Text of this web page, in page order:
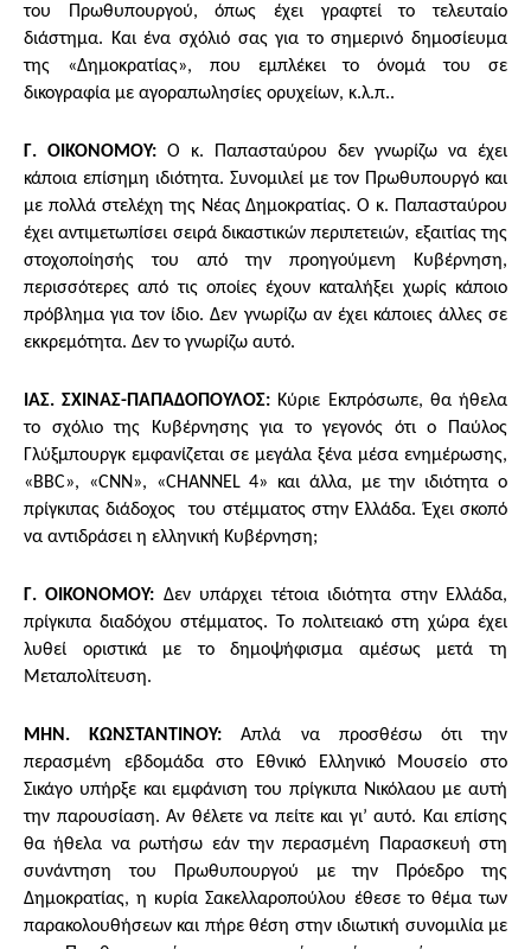
του Πρωθυπουργού, όπως έχει γραφτεί το τελευταίο
διάστημα. Και ένα σχόλιό σας για το σημερινό δημοσίευμα
της «Δημοκρατίας», που εμπλέκει το όνομά του σε
δικογραφία με αγοραπωλησίες ορυχείων, κ.λ.π..
Γ. ΟΙΚΟΝΟΜΟΥ: Ο κ. Παπασταύρου δεν γνωρίζω να έχει
κάποια επίσημη ιδιότητα. Συνομιλεί με τον Πρωθυπουργό και
με πολλά στελέχη της Νέας Δημοκρατίας. Ο κ. Παπασταύρου
έχει αντιμετωπίσει σειρά δικαστικών περιπετειών, εξαιτίας της
στοχοποίησής του από την προηγούμενη Κυβέρνηση,
περισσότερες από τις οποίες έχουν καταλήξει χωρίς κάποιο
πρόβλημα για τον ίδιο. Δεν γνωρίζω αν έχει κάποιες άλλες σε
εκκρεμότητα. Δεν το γνωρίζω αυτό.
ΙΑΣ. ΣΧΙΝΑΣ-ΠΑΠΑΔΟΠΟΥΛΟΣ: Κύριε Εκπρόσωπε, θα ήθελα
το σχόλιο της Κυβέρνησης για το γεγονός ότι ο Παύλος
Γλύξμπουργκ εμφανίζεται σε μεγάλα ξένα μέσα ενημέρωσης,
«BBC», «CNN», «CHANNEL 4» και άλλα, με την ιδιότητα ο
πρίγκιπας διάδοχος του στέμματος στην Ελλάδα. Έχει σκοπό
να αντιδράσει η ελληνική Κυβέρνηση;
Γ. ΟΙΚΟΝΟΜΟΥ: Δεν υπάρχει τέτοια ιδιότητα στην Ελλάδα,
πρίγκιπα διαδόχου στέμματος. Το πολιτειακό στη χώρα έχει
λυθεί οριστικά με το δημοψήφισμα αμέσως μετά τη
Μεταπολίτευση.
ΜΗΝ. ΚΩΝΣΤΑΝΤΙΝΟΥ:Απλά να προσθέσω ότι την
περασμένη εβδομάδα στο Εθνικό Ελληνικό Μουσείο στο
Σικάγο υπήρξε και εμφάνιση του πρίγκιπα Νικόλαου με αυτή
την παρουσίαση. Αν θέλετε να πείτε και γι’ αυτό. Και επίσης
θα ήθελα να ρωτήσω εάν την περασμένη Παρασκευή στη
συνάντηση του Πρωθυπουργού με την Πρόεδρο της
Δημοκρατίας, η κυρία Σακελλαροπούλου έθεσε το θέμα των
παρακολουθήσεων και πήρε θέση στην ιδιωτική συνομιλία με